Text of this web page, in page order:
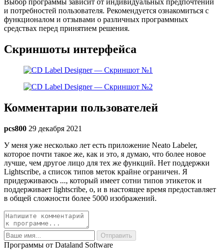
Выбор программы зависит от индивидуальных предпочтений
и потребностей пользователя. Рекомендуется ознакомиться с
функционалом и отзывами о различных программных
средствах перед принятием решения.
Скриншоты интерфейса
Комментарии пользователей
pcs800 29 декабря 2021
У меня уже несколько лет есть приложение Neato Labeler,
которое почти такое же, как и это, я думаю, что более новое
лучше, чем другое лицо для тех же функций. Нет поддержки
Lightscribe, а список типов меток крайне ограничен. Я
придерживаюсь ..., который имеет сотни типов этикеток и
поддерживает lightscribe, о, и в настоящее время предоставляет
в общей сложности более 5000 изображений.
Программы от Dataland Software